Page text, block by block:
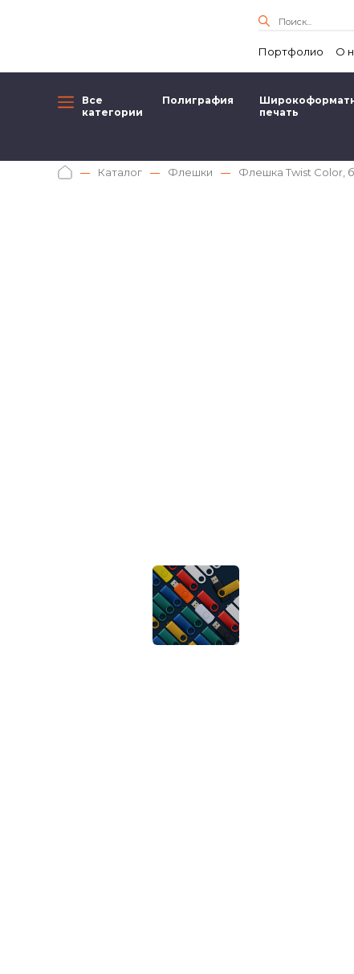
Портфолио О
Полиграфия
печать
Все
категории
Каталог Флешки Флешка Twist Color,